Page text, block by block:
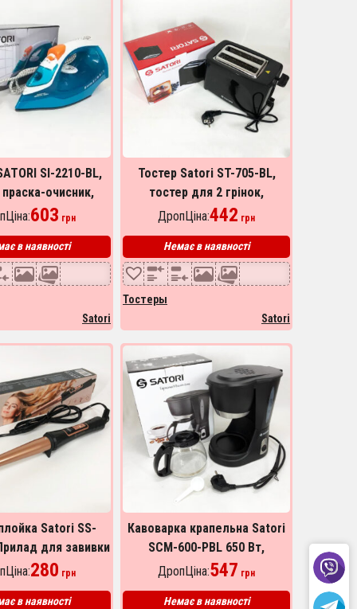
SI-2210-BL,
очисник,
парова праска
603 грн
в наявності
Satori
Тостер Satori ST-705-BL,
тостер для 2 грінок,
електричний горизонтальний
тостер
ДропЦіна:442 грн
Немає в наявності
Тостеры
Satori
Satori SS-
для завивки
Маленька плойка,
280 грн
в наявності
Кавоварка крапельна Satori
SCM-600-PBL 650 Вт,
Маленька кавомашина для
ДропЦіна:547 грн
Немає в наявності